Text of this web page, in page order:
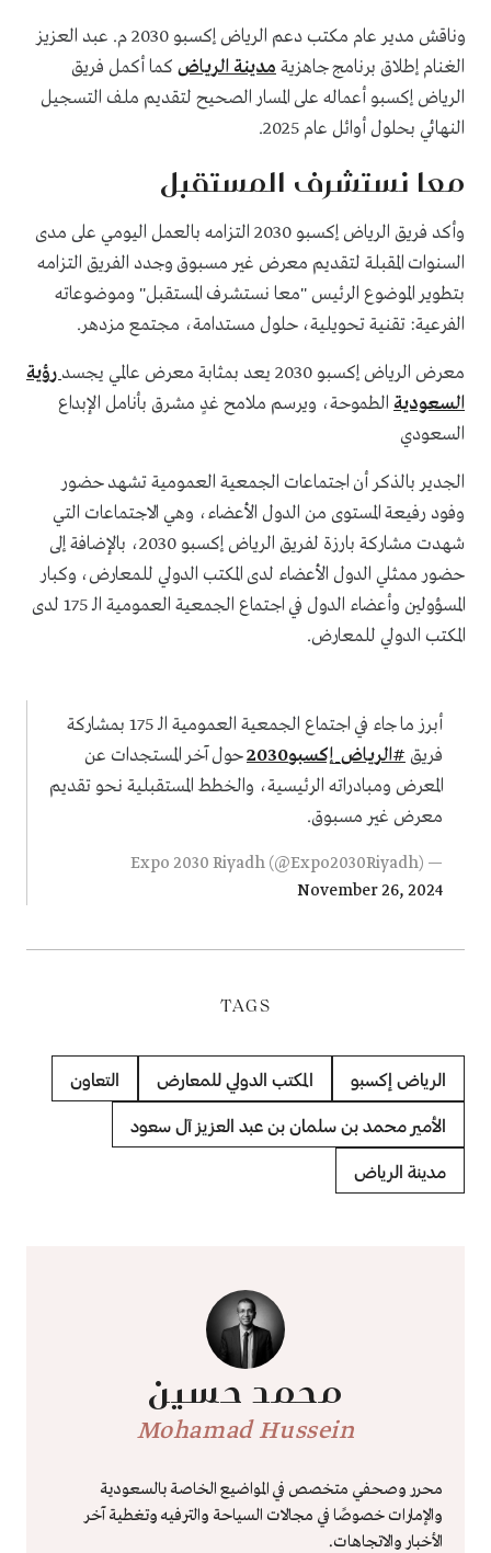
وناقش مدير عام مكتب دعم الرياض إكسبو 2030 م. عبد العزيز
الغنام إطلاق برنامج جاهزية مدينة الرياض كما أكمل فريق
الرياض إكسبو أعماله على المسار الصحيح لتقديم ملف التسجيل
النهائي بحلول أوائل عام 2025.
معا نستشرف المستقبل
وأكد فريق الرياض إكسبو 2030 التزامه بالعمل اليومي على مدى
السنوات المقبلة لتقديم معرض غير مسبوق وجدد الفريق التزامه
بتطوير الموضوع الرئيس "معا نستشرف المستقبل" وموضوعاته
الفرعية: تقنية تحويلية، حلول مستدامة، مجتمع مزدهر.
معرض الرياض إكسبو 2030 يعد بمثابة معرض عالمي يجسد
رؤية
السعودية الطموحة، ويرسم ملامح غدٍ مشرق بأنامل الإبداع
السعودي
الجدير بالذكر أن اجتماعات الجمعية العمومية تشهد حضور
وفود رفيعة المستوى من الدول الأعضاء، وهي الاجتماعات التي
شهدت مشاركة بارزة لفريق الرياض إكسبو 2030، بالإضافة إلى
حضور ممثلي الدول الأعضاء لدى المكتب الدولي للمعارض، وكبار
المسؤولين وأعضاء الدول في اجتماع الجمعية العمومية الـ 175 لدى
المكتب الدولي للمعارض.
أبرز ما جاء في اجتماع الجمعية العمومية الـ 175 بمشاركة
فريق #الرياض_إكسبو2030
حول آخر المستجدات عن
المعرض ومبادراته الرئيسية، والخطط المستقبلية نحو تقديم
معرض غير مسبوق.
— Expo 2030 Riyadh (@Expo2030Riyadh)
November 26, 2024
TAGS
الرياض إكسبو المكتب الدولي للمعارض التعاون
الأمير محمد بن سلمان بن عبد العزيز آل سعود
مدينة الرياض
محمد حسين
Mohamad Hussein
محرر وصحفي متخصص في المواضيع الخاصة بالسعودية
والإمارات خصوصًا في مجالات السياحة والترفيه وتغطية آخر
الأخبار والاتجاهات.